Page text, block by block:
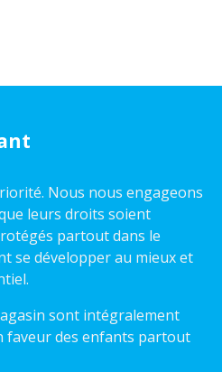
Nous nous engageons
leurs droits soient
partout dans le
se développer au mieux et
sont intégralement
faveur des enfants partout